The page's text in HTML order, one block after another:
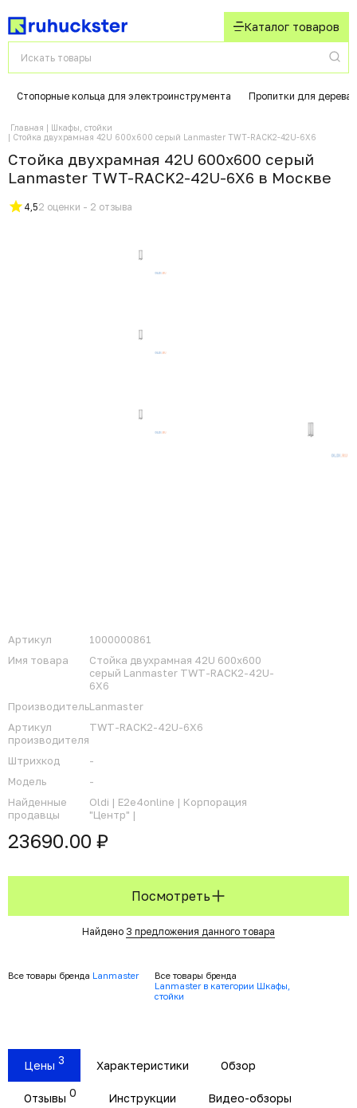
Каталог товаров
Стопорные кольца для электроинструмента Пропитки для дерева
Главная
Шкафы, стойки
Стойка двухрамная 42U 600x600 серый Lanmaster TWT-RACK2-42U-6X6
Стойка двухрамная 42U 600x600 серый
Lanmaster TWT-RACK2-42U-6X6 в Москвe
4,52 оценки - 2 отзыва
Артикул
1000000861
Имя товара
Стойка двухрамная 42U 600x600
серый Lanmaster TWT-RACK2-42U-
6X6
ПроизводительLanmaster
Артикул
производителя
TWT-RACK2-42U-6X6
Штрихкод
-
Модель
-
Найденные
продавцы
Oldi | E2e4online | Корпорация
"Центр" |
23690.00 ₽
Посмотреть
Найдено 3 предложения данного товара
Все товары бренда Lanmaster
Все товары бренда
Lanmaster в категории Шкафы,
стойки
Цены 3 Характеристики Обзор
Отзывы 0 Инструкции Видео-обзоры